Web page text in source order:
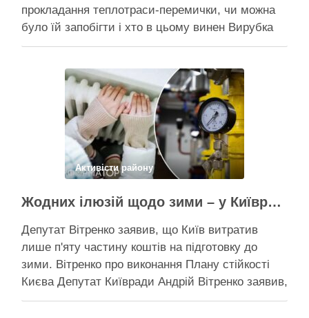
прокладання теплотраси-перемички, чи можна
було їй запобігти і хто в цьому винен Вирубка
дерев триває, почали й прокладати теплотрасу
суботу, 8 серпня 2026 року, на Теремках у Києві
почалася вже …
Поділитися у соцмережах:
Активісти району
Жодних ілюзій щодо зими – у Київраді закидають, що КМДА виконала План стійкості на 20%
Депутат Вітренко заявив, що Київ витратив
лише п'яту частину коштів на підготовку до
зими. Вітренко про виконання Плану стійкості
Києва Депутат Київради Андрій Вітренко заявив,
що станом на 5 серпня столична влада